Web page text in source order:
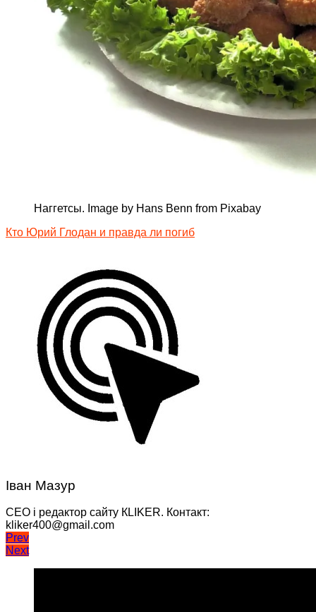
Наггетсы. Image by Hans Benn from Pixabay
Кто Юрий Глодан и правда ли погиб
Іван Мазур
CEO і редактор сайту КLIKER. Контакт:
kliker400@gmail.com
Навігація
записів
Prev
Next